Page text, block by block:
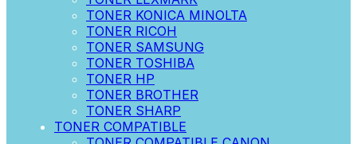
TONER KONICA MINOLTA
TONER RICOH
TONER SAMSUNG
TONER TOSHIBA
TONER HP
TONER BROTHER
TONER SHARP
TONER COMPATIBLE